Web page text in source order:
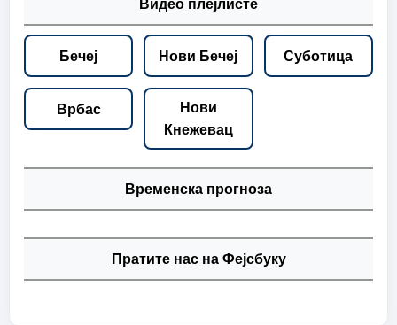
Видео плејлисте
Бечеј Нови Бечеј Суботица
Врбас
Нови
Кнежевац
Временска прогноза
Пратите нас на Фејсбуку